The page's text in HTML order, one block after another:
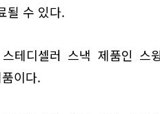
될 수 있다.
테디셀러 스낵 제품인 스
이다.